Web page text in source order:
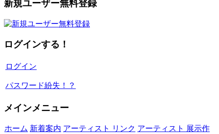
新規ユーザー無料登録
ログインする！
ログイン
パスワード紛失！？
メインメニュー
ホーム 新着案内 アーティスト リンク アーティスト 展示作